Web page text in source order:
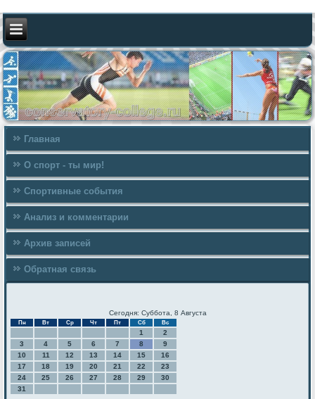
Главная
О спорт - ты мир!
Спортивные события
Анализ и комментарии
Архив записей
Обратная связь
Сегодня: Суббота, 8 Августа
Пн Вт Ср Чт Пт Сб Вс
1
2
3
4 5 6 7 8
9
10
11 12 13 14 15
16
17
18 19 20 21 22
23
24
25 26 27 28 29
30
31